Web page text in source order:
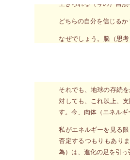
生きられる（今の）自
どちらの自分を信じる
なぜでしょう。脳（思
それでも、地球の存続
対しても、これ以上、
す。今、肉体（エネルギ
私がエネルギーを見る
否定するつもりもあり
為）は、進化の足を引っ